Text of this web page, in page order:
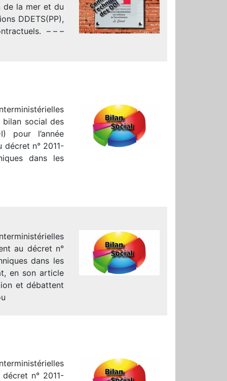
de la mer et du
DDETS(PP),
– – –
social des
pour l’année
décret n° 2011-
dans les
au décret n°
dans les
en son article
et débattent
n° 2011-